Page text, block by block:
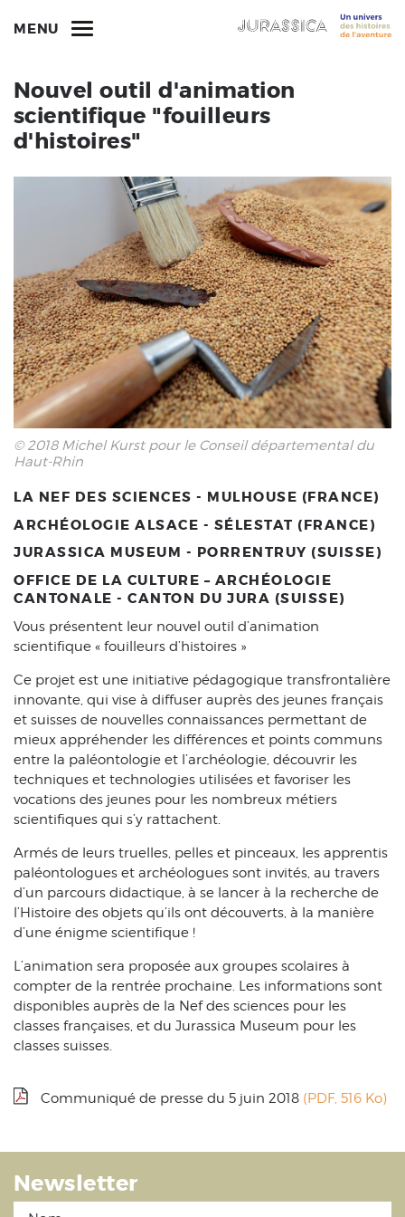
MENU
Nouvel outil d'animation
scientifique "fouilleurs
d'histoires"
© 2018 Michel Kurst pour le Conseil départemental du
Haut-Rhin
LA NEF DES SCIENCES - MULHOUSE (FRANCE)
ARCHÉOLOGIE ALSACE - SÉLESTAT (FRANCE)
JURASSICA MUSEUM - PORRENTRUY (SUISSE)
OFFICE DE LA CULTURE – ARCHÉOLOGIE
CANTONALE - CANTON DU JURA (SUISSE)
Vous présentent leur nouvel outil d’animation
scientifique « fouilleurs d’histoires »
Ce projet est une initiative pédagogique transfrontalière
innovante, qui vise à diffuser auprès des jeunes français
et suisses de nouvelles connaissances permettant de
mieux appréhender les différences et points communs
entre la paléontologie et l’archéologie, découvrir les
techniques et technologies utilisées et favoriser les
vocations des jeunes pour les nombreux métiers
scientifiques qui s’y rattachent.
Armés de leurs truelles, pelles et pinceaux, les apprentis
paléontologues et archéologues sont invités, au travers
d’un parcours didactique, à se lancer à la recherche de
l’Histoire des objets qu’ils ont découverts, à la manière
d’une énigme scientifique !
L’animation sera proposée aux groupes scolaires à
compter de la rentrée prochaine. Les informations sont
disponibles auprès de la Nef des sciences pour les
classes françaises, et du Jurassica Museum pour les
classes suisses.
Communiqué de presse du 5 juin 2018 (PDF, 516 Ko)
Newsletter